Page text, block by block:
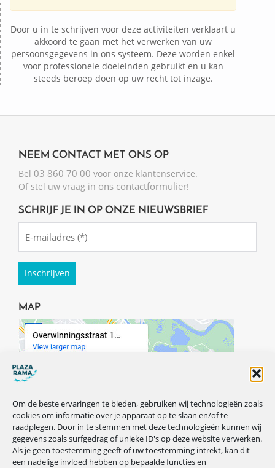
Om de beste ervaringen te bieden, gebruiken wij technologieën zoals
cookies om informatie over je apparaat op te slaan en/of te
raadplegen. Door in te stemmen met deze technologieën kunnen wij
gegevens zoals surfgedrag of unieke ID's op deze website verwerken.
Als je geen toestemming geeft of uw toestemming intrekt, kan dit
een nadelige invloed hebben op bepaalde functies en
Door u in te schrijven voor deze activiteiten verklaart u
akkoord te gaan met het verwerken van uw
persoonsgegevens in ons systeem. Deze worden enkel
voor professionele doeleinden gebruikt en u kan
steeds beroep doen op uw recht tot inzage.
NEEM CONTACT MET ONS OP
Bel 03 860 70 00 voor onze klantenservice.
Of stel uw vraag in ons contactformulier!
SCHRIJF JE IN OP ONZE NIEUWSBRIEF
(Required)
MAP